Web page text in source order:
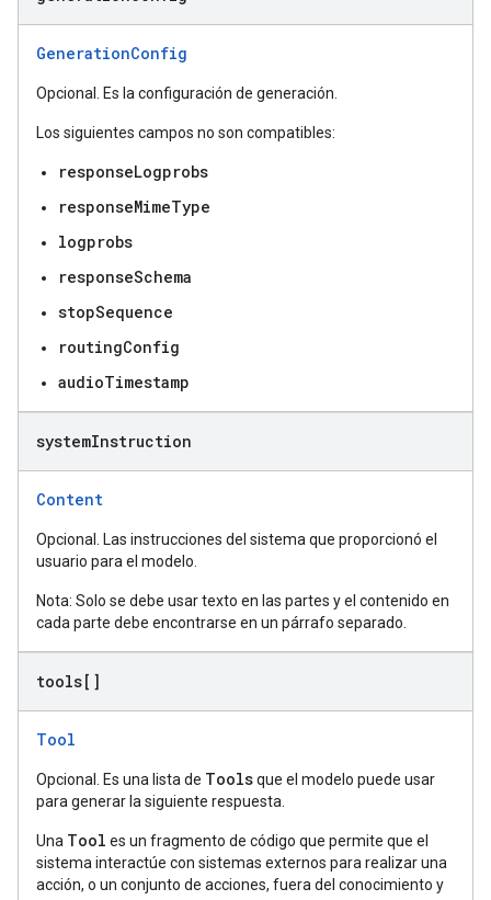
GenerationConfig
Opcional. Es la configuración de generación.
Los siguientes campos no son compatibles:
responseLogprobs
responseMimeType
logprobs
responseSchema
stopSequence
routingConfig
audioTimestamp
systemInstruction
Content
Opcional. Las instrucciones del sistema que proporcionó el
usuario para el modelo.
Nota: Solo se debe usar texto en las partes y el contenido en
cada parte debe encontrarse en un párrafo separado.
tools[]
Tool
Opcional. Es una lista de Toolsque el modelo puede usar
para generar la siguiente respuesta.
Una Tool es un fragmento de código que permite que el
sistema interactúe con sistemas externos para realizar una
acción, o un conjunto de acciones, fuera del conocimiento y